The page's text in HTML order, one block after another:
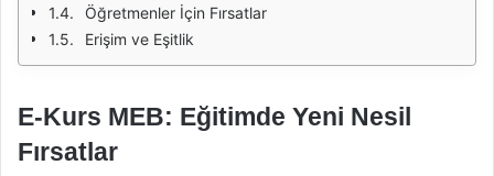
Öğretmenler İçin Fırsatlar
Erişim ve Eşitlik
E-Kurs MEB: Eğitimde Yeni Nesil
Fırsatlar